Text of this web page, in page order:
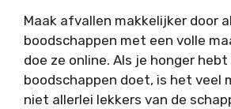
Maak afvallen makkelijker door
boodschappen met een volle
doe ze online. Als je honger
boodschappen doet, is het veel
niet allerlei lekkers van de